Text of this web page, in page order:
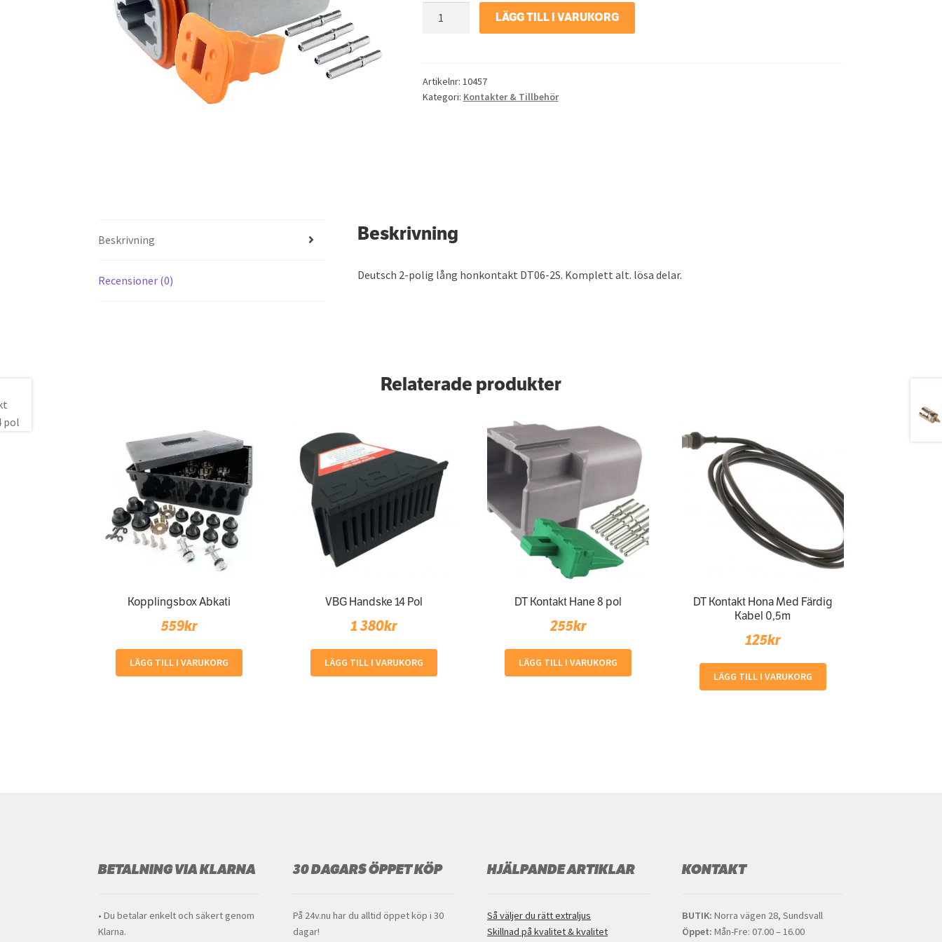
pol
mängd
LÄGG TILL I VARUKORG
Artikelnr: 10457
Kategori: Kontakter & Tillbehör
Beskrivning
Recensioner (0)
Beskrivning
Deutsch 2-polig lång honkontakt DT06-2S. Komplett alt. lösa delar.
Relaterade produkter
Kopplingsbox Abkati
559kr
LÄGG TILL I VARUKORG
VBG Handske 14 Pol
1 380kr
LÄGG TILL I VARUKORG
DT Kontakt Hane 8 pol
255kr
LÄGG TILL I VARUKORG
DT Kontakt Hona Med Färdig
Kabel 0,5m
125kr
LÄGG TILL I VARUKORG
BETALNING VIA KLARNA
• Du betalar enkelt och säkert genom
Klarna.
30 DAGARS ÖPPET KÖP
På 24v.nu har du alltid öppet köp i 30
dagar!
HJÄLPANDE ARTIKLAR
Så väljer du rätt extraljus
Skillnad på kvalitet & kvalitet
KONTAKT
BUTIK: Norra vägen 28, Sundsvall
Öppet: Mån-Fre: 07.00 – 16.00